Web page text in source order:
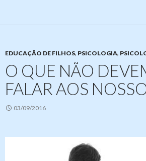
EDUCAÇÃO DE FILHOS, PSICOLOGIA,
O QUE NÃO
FALAR AOS
03/09/2016